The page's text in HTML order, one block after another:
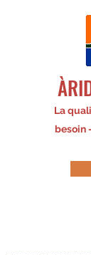
La
besoin